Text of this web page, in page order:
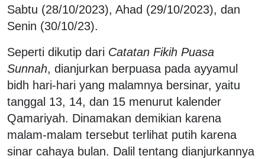
Sabtu (28/10/2023), Ahad (29/10/2023), dan
Senin (30/10/23).
Seperti dikutip dari Catatan Fikih Puasa
Sunnah, dianjurkan berpuasa pada ayyamul
bidh hari-hari yang malamnya bersinar, yaitu
tanggal 13, 14, dan 15 menurut kalender
Qamariyah. Dinamakan demikian karena
malam-malam tersebut terlihat putih karena
sinar cahaya bulan. Dalil tentang dianjurkannya